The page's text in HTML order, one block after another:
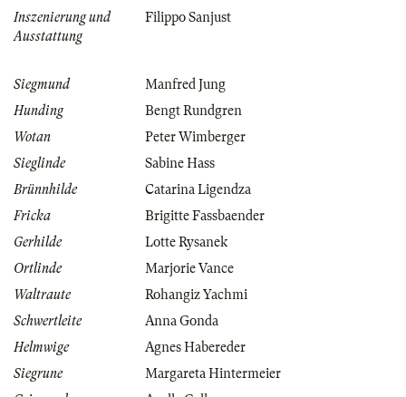
Inszenierung und
Ausstattung
Filippo Sanjust
Siegmund
Manfred Jung
Hunding
Bengt Rundgren
Wotan
Peter Wimberger
Sieglinde
Sabine Hass
Brünnhilde
Catarina Ligendza
Fricka
Brigitte Fassbaender
Gerhilde
Lotte Rysanek
Ortlinde
Marjorie Vance
Waltraute
Rohangiz Yachmi
Schwertleite
Anna Gonda
Helmwige
Agnes Habereder
Siegrune
Margareta Hintermeier